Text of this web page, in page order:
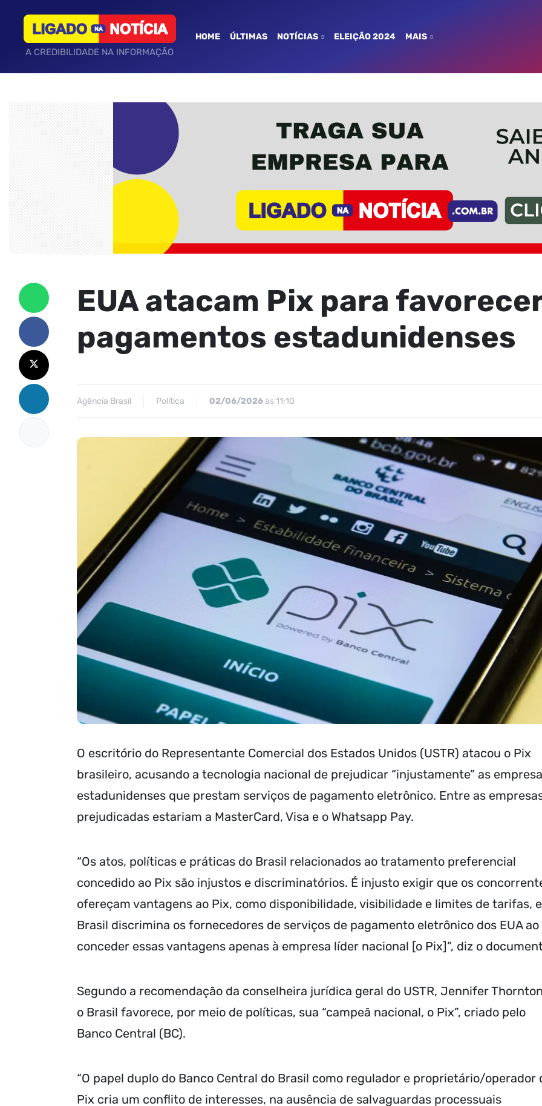
A CREDIBILIDADE NA INFORMAÇÃO
HOME ÚLTIMAS NOTÍCIAS ELEIÇÃO 2024 MAIS
EUA atacam Pix para
pagamentos estadunidenses
Agência Brasil Política 02/06/2026às 11:10
O escritório do Representante Comercial dos Estados Unidos (USTR) atacou o Pix
brasileiro, acusando a tecnologia nacional de prejudicar “injustamente” as
estadunidenses que prestam serviços de pagamento eletrônico. Entre as
prejudicadas estariam a MasterCard, Visa e o Whatsapp Pay.
“Os atos, políticas e práticas do Brasil relacionados ao tratamento preferencial
concedido ao Pix são injustos e discriminatórios. É injusto exigir que os
ofereçam vantagens ao Pix, como disponibilidade, visibilidade e limites de tarifas,
Brasil discrimina os fornecedores de serviços de pagamento eletrônico dos EUA ao
conceder essas vantagens apenas à empresa líder nacional [o Pix]”, diz o
Segundo a recomendação da conselheira jurídica geral do USTR, Jennifer
o Brasil favorece, por meio de políticas, sua “campeã nacional, o Pix”, criado pelo
Banco Central (BC).
“O papel duplo do Banco Central do Brasil como regulador e proprietário/operador
Pix cria um conflito de interesses, na ausência de salvaguardas processuais